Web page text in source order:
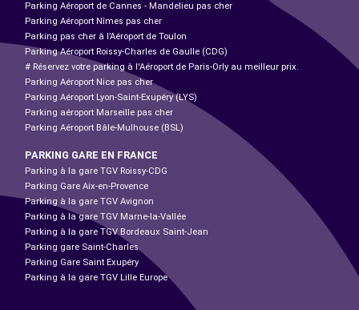
Parking Aéroport de Cannes - Mandelieu pas cher
Parking Aéroport Nîmes pas cher
Parking pas cher à l’Aéroport de Toulon
Parking Aéroport Roissy-Charles de Gaulle (CDG)
# Réservez votre parking à l'Aéroport de Paris-Orly au meilleur prix.
Parking Aéroport Nice pas cher
Parking Aéroport Lyon-Saint-Exupéry (LYS)
Parking aéroport Marseille pas cher
Parking Aéroport Bâle-Mulhouse (BSL)
PARKING GARE EN FRANCE
Parking à la gare TGV Roissy-CDG
Parking Gare Aix-en-Provence
Parking à la gare TGV Avignon
Parking à la gare TGV Marne-la-Vallée
Parking à la gare TGV Bordeaux Saint-Jean
Parking gare Saint-Charles
Parking Gare Saint Exupéry
Parking à la gare TGV Lille Europe